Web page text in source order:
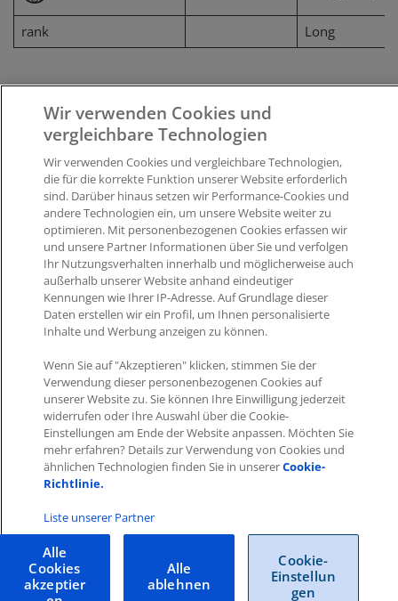
rank
Long
accessory
Originalzubehör und kompatibles Zubehör
Produkt.
NAME PFLICHTFELD DATENTYP
referencedProductId Long
typeId Integer
type
Wir verwenden Cookies und
vergleichbare Technologien
Wir verwenden Cookies und vergleichbare Technologien,
die für die korrekte Funktion unserer Website erforderlich
sind. Darüber hinaus setzen wir Performance-Cookies und
andere Technologien ein, um unsere Website weiter zu
optimieren. Mit personenbezogenen Cookies erfassen wir
und unsere Partner Informationen über Sie und verfolgen
Ihr Nutzungsverhalten innerhalb und möglicherweise auch
außerhalb unserer Website anhand eindeutiger
Kennungen wie Ihrer IP-Adresse. Auf Grundlage dieser
Daten erstellen wir ein Profil, um Ihnen personalisierte
Inhalte und Werbung anzeigen zu können.
Wenn Sie auf "Akzeptieren" klicken, stimmen Sie der
Verwendung dieser personenbezogenen Cookies auf
unserer Website zu. Sie können Ihre Einwilligung jederzeit
widerrufen oder Ihre Auswahl über die Cookie-
Einstellungen am Ende der Website anpassen. Möchten Sie
mehr erfahren? Details zur Verwendung von Cookies und
ähnlichen Technologien finden Sie in unsererCookie-
Richtlinie.
Liste unserer Partner
Cookie-
Einstellun
gen
Alle
ablehnen
Alle
Cookies
akzeptier